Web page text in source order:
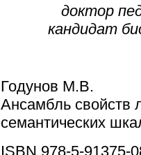
доктор
кандидат
Годунов М.В.
Ансамбль свойств
семантических
ISBN 978-5-91375-